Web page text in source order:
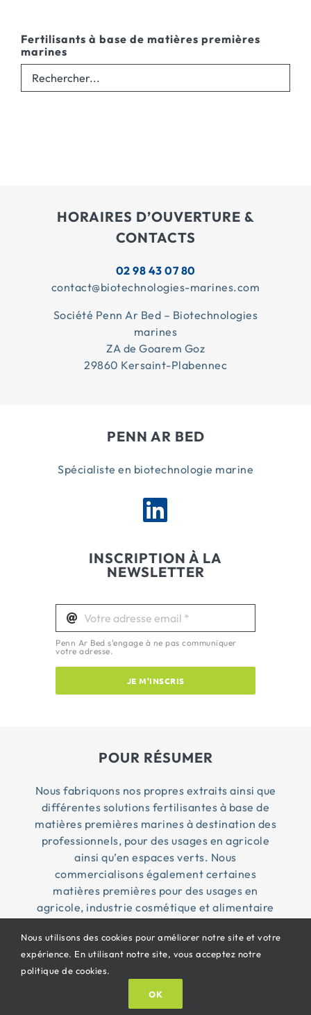
Fertilisants à base de matières premières
marines
HORAIRES D’OUVERTURE &
CONTACTS
02 98 43 07 80
contact@biotechnologies-marines.com
Société Penn Ar Bed – Biotechnologies
marines
ZA de Goarem Goz
29860 Kersaint-Plabennec
PENN AR BED
Spécialiste en biotechnologie marine
INSCRIPTION À LA
NEWSLETTER
Penn Ar Bed s'engage à ne pas communiquer
votre adresse.
JE M'INSCRIS
POUR RÉSUMER
Nous fabriquons nos propres extraits ainsi que
différentes solutions fertilisantes à base de
matières premières marines à destination des
professionnels, pour des usages en agricole
ainsi qu’en espaces verts. Nous
commercialisons également certaines
matières premières pour des usages en
agricole, industrie cosmétique et alimentaire
© Copyright 2026 Penn Ar Bed ® | Tous droits
Mentions légales
Oricom®
Nous utilisons des cookies pour améliorer notre site et votre
expérience. En utilisant notre site, vous acceptez notre
politique de cookies.
OK